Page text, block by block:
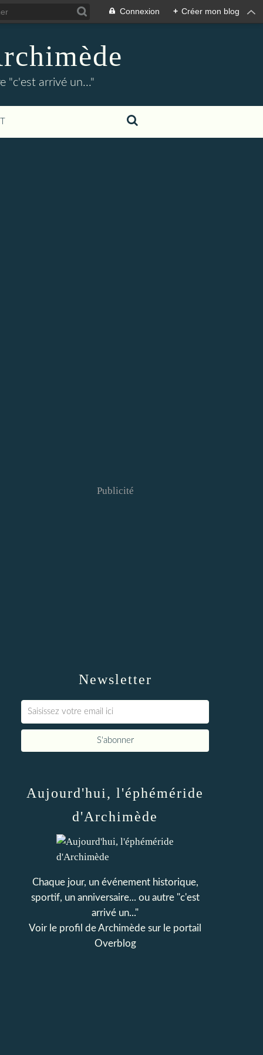
Connexion + Créer mon blog
"c'est arrivé un..."
Newsletter
Publicité
Aujourd'hui, l'éphéméride
d'Archimède
Chaque jour, un événement historique,
sportif, un anniversaire... ou autre "c'est
arrivé un..."
Voir le profil deArchimède sur le portail
Overblog